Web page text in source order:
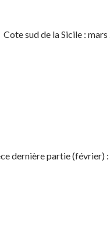
Cote sud de la Sicile :
dernière partie (février)